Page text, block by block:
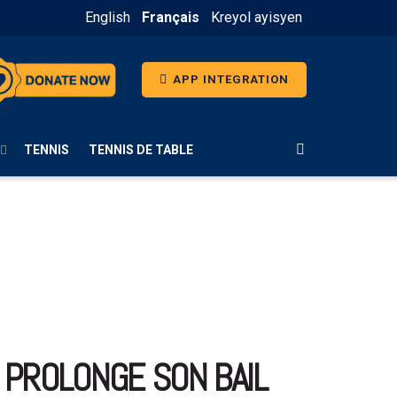
English Français Kreyol ayisyen
APP INTEGRATION
TENNIS TENNIS DE TABLE
SON BAIL